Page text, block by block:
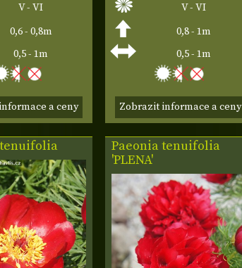
V - VI
0,6 - 0,8m
0,5 - 1m
a ceny
V - VI
0,8 - 1m
0,5 - 1m
Zobrazit informace a ceny
Paeonia tenuifolia
'PLENA'